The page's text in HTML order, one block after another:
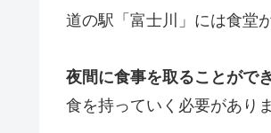
道の駅「富士川」には食堂
夜間に食事を取ることがで
食を持っていく必要がありま